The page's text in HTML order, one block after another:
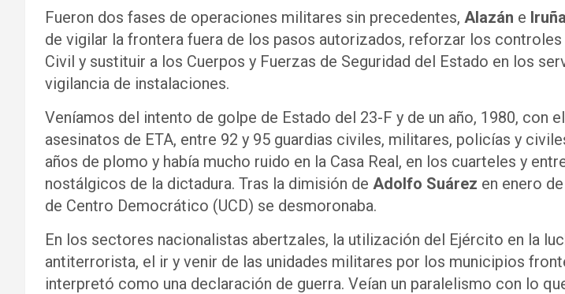
Fueron dos fases de operaciones militares sin precedentes, Alazán e Iruña
de vigilar la frontera fuera de los pasos autorizados, reforzar los controles
Civil y sustituir a los Cuerpos y Fuerzas de Seguridad del Estado en los
vigilancia de instalaciones.
Veníamos del intento de golpe de Estado del 23-F y de un año, 1980, con
asesinatos de ETA, entre 92 y 95 guardias civiles, militares, policías y
años de plomo y había mucho ruido en la Casa Real, en los cuarteles y
nostálgicos de la dictadura. Tras la dimisión de Adolfo Suárez en enero
de Centro Democrático (UCD) se desmoronaba.
En los sectores nacionalistas abertzales, la utilización del Ejército en la
antiterrorista, el ir y venir de las unidades militares por los municipios
interpretó como una declaración de guerra. Veían un paralelismo con lo